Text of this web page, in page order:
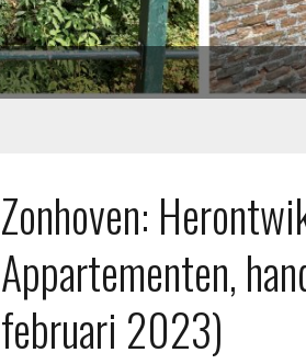
Zonhoven:
Appartementen,
februari 2023)